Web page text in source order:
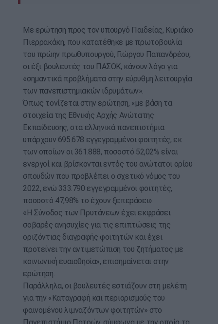
Με ερώτηση προς τον υπουργό Παιδείας, Κυριάκο
Πιερρακάκη, που κατατέθηκε με πρωτοβουλία
του πρώην πρωθυπουργού, Γιώργου Παπανδρέου,
οι έξι βουλευτές του ΠΑΣΟΚ, κάνουν λόγο για
«σημαντικά προβλήματα στην εύρυθμη λειτουργία
των πανεπιστημιακών ιδρυμάτων».
Όπως τονίζεται στην ερώτηση, «με βάση τα
στοιχεία της Εθνικής Αρχής Ανώτατης
Εκπαίδευσης, στα ελληνικά πανεπιστήμια
υπάρχουν 695.678 εγγεγραμμένοι φοιτητές, εκ
των οποίων οι 361.888, ποσοστό 52,02% είναι
ενεργοί και βρίσκονται εντός του ανώτατοι ορίου
σπουδών που προβλέπει ο σχετικό νόμος του
2022, ενώ 333.790 εγγεγραμμένοι φοιτητές,
ποσοστό 47,98% το έχουν ξεπεράσει».
«Η Σύνοδος των Πρυτάνεων έχει εκφράσει
σοβαρές ανησυχίες για τις επιπτώσεις της
οριζόντιας διαγραφής φοιτητών και έχει
προτείνει την αντιμετώπιση του ζητήματος με
κοινωνική ευαισθησία», επισημαίνεται στην
ερώτηση.
Παράλληλα, οι βουλευτές εστιάζουν στη μελέτη
για την «Καταγραφή και περιορισμούς του
φαινομένου λιμναζόντων φοιτητών» στο